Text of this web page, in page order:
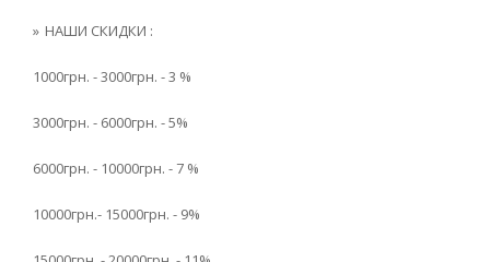
НАШИ СКИДКИ :
1000грн. - 3000грн. - 3 %
3000грн. - 6000грн. - 5%
6000грн. - 10000грн. - 7 %
10000грн.- 15000грн. - 9%